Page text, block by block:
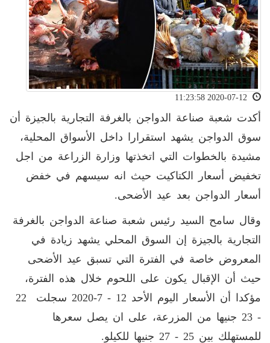
أكدت شعبة صناعة الدواجن بالغرفة التجارية بالجيزة أن
سوق الدواجن يشهد استقرارا داخل الأسواق المحلية،
مشيدة بالخطوات التي اتخذتها وزارة الزراعة من اجل
تخفيض أسعار الكتاكيت حيث انه سيسهم في خفض
أسعار الدواجن بعد عيد الأضحى.
وقال سامح السيد رئيس شعبة صناعة الدواجن بالغرفة
التجارية بالجيزة إن السوق المحلي يشهد زيادة في
المعروض خاصة في الفترة التي تسبق عيد الأضحى
حيث أن الإقبال يكون على اللحوم خلال هذه الفترة،
مؤكدا أن الأسعار اليوم الأحد 12 - 7-2020 سجلت 22
- 23 جنيها من المزرعة، على ان يصل سعرها
للمستهلك بين 25 - 27 جنيها للكيلو.